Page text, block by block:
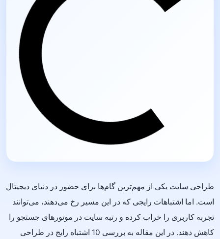
طراحی سایت یکی از مهم‌ترین گام‌ها برای حضور در دنیای دیجیتال
است. اما اشتباهات رایجی که در این مسیر رخ می‌دهند، می‌توانند
تجربه کاربری را خراب کرده و رتبه سایت در موتورهای جستجو را
کاهش دهند. در این مقاله به بررسی 10 اشتباه رایج در طراحی